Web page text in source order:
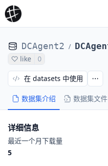
DCAgent2 /
like 0
数据集介绍 数据集文件
在 datasets 中使用
详细信息
最近一个月下载量
5